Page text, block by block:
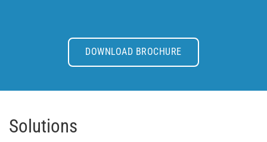
DOWNLOAD BROCHURE
Solutions